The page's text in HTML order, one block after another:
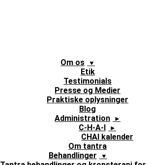
Om os
Etik
Testimonials
Presse og Medier
Praktiske oplysninger
Blog
Administration
C-H-A-I
CHAI kalender
Om tantra
Behandlinger